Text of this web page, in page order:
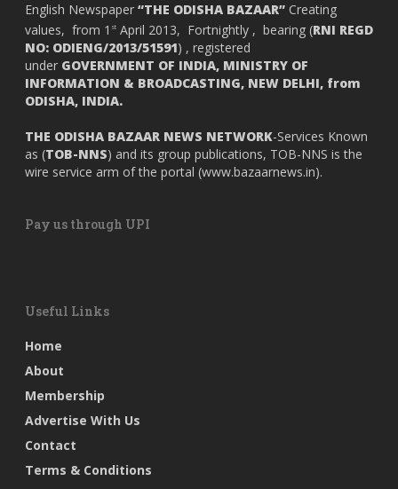
English Newspaper “THE ODISHA BAZAAR” Creating
values, from 1 st April 2013, Fortnightly , bearing (RNI REGD
NO: ODIENG/2013/51591) , registered
under GOVERNMENT OF INDIA, MINISTRY OF
INFORMATION & BROADCASTING, NEW DELHI, from
ODISHA, INDIA.
THE ODISHA BAZAAR NEWS NETWORK-Services Known
as (TOB-NNS) and its group publications, TOB-NNS is the
wire service arm of the portal (www.bazaarnews.in).
Pay us through UPI
Useful Links
Home
About
Membership
Advertise With Us
Contact
Terms & Conditions